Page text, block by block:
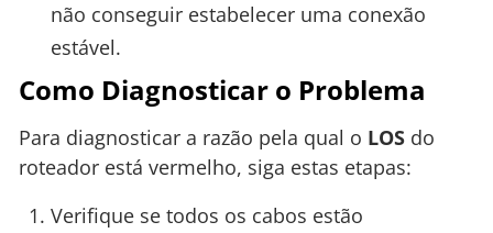
não conseguir estabelecer uma conexão
estável.
Como Diagnosticar o Problema
Para diagnosticar a razão pela qual o LOS do
roteador está vermelho, siga estas etapas:
Verifique se todos os cabos estão